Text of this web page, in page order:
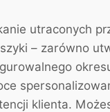
utraconych
– zarówno
klienta.